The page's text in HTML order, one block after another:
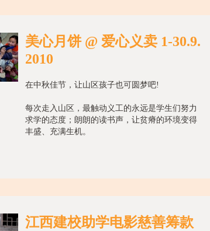
美心月饼 @ 爱心义卖 1-30.9.
2010
在中秋佳节，让山区孩子也可圆梦吧!
每次走入山区，最触动义工的永远是学生们努力
求学的态度；朗朗的读书声，让贫瘠的环境变得
丰盛、充满生机。
江西建校助学电影慈善筹款